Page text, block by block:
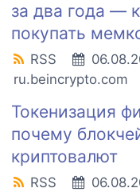
за два года —
покупать
RSS
ru.beincrypto.com
Токенизация
почему
криптовалют
RSS